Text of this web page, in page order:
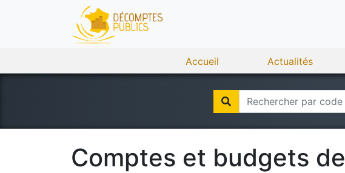
Accueil Actualités
Comptes et budgets de